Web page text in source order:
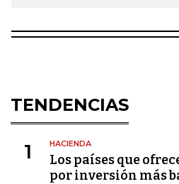
TENDENCIAS
1 HACIENDA
Los países que
por inversión más